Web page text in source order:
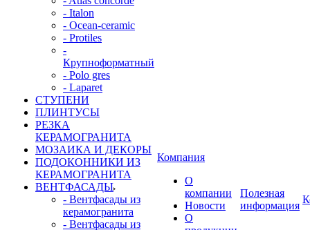
- Italon
- Ocean-ceramic
- Protiles
-
Крупноформатный
- Polo gres
- Laparet
СТУПЕНИ
ПЛИНТУСЫ
РЕЗКА
КЕРАМОГРАНИТА
МОЗАИКА И ДЕКОРЫ
ПОДОКОННИКИ ИЗ
КЕРАМОГРАНИТА
ВЕНТФАСАДЫ
- Вентфасады из
керамогранита
- Вентфасады из
Компания
О
компании
Новости
О
Полезная
информация